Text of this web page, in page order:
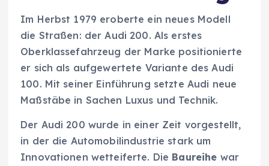
Im Herbst 1979 eroberte ein neues Modell
die Straßen: der Audi 200. Als erstes
Oberklassefahrzeug der Marke positionierte
er sich als aufgewertete Variante des Audi
100. Mit seiner Einführung setzte Audi neue
Maßstäbe in Sachen Luxus und Technik.
Der Audi 200 wurde in einer Zeit vorgestellt,
in der die Automobilindustrie stark um
Innovationen wetteiferte. Die Baureihe war